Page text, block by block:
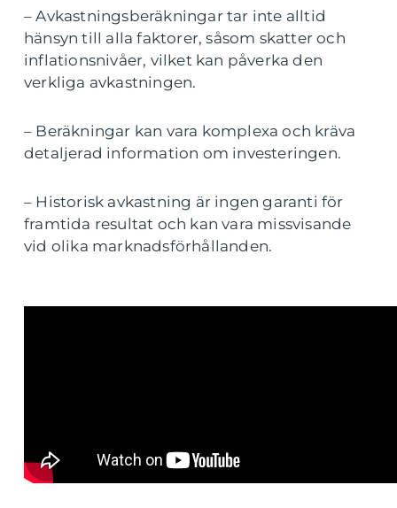
– Avkastningsberäkningar tar inte alltid
hänsyn till alla faktorer, såsom skatter och
inflationsnivåer, vilket kan påverka den
verkliga avkastningen.
– Beräkningar kan vara komplexa och kräva
detaljerad information om investeringen.
– Historisk avkastning är ingen garanti för
framtida resultat och kan vara missvisande
vid olika marknadsförhållanden.